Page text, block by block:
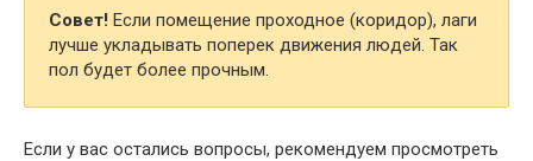
Совет! Если помещение проходное (коридор), лаги
лучше укладывать поперек движения людей. Так
пол будет более прочным.
Если у вас остались вопросы, рекомендуем просмотреть